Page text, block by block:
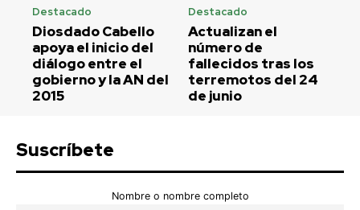
Destacado
Diosdado Cabello
apoya el inicio del
diálogo entre el
gobierno y la AN del
2015
Destacado
Actualizan el
número de
fallecidos tras los
terremotos del 24
de junio
Suscríbete
Nombre o nombre completo